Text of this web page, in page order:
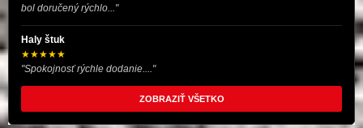
bol doručený rýchlo..."
Haly štuk
★★★★★
"Spokojnosť rýchle dodanie...."
ZOBRAZIŤ VŠETKO